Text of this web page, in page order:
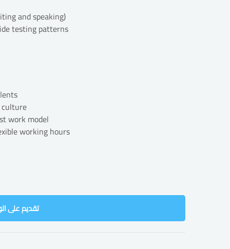
and speaking)
testing patterns
work model
working hours
تقديم على